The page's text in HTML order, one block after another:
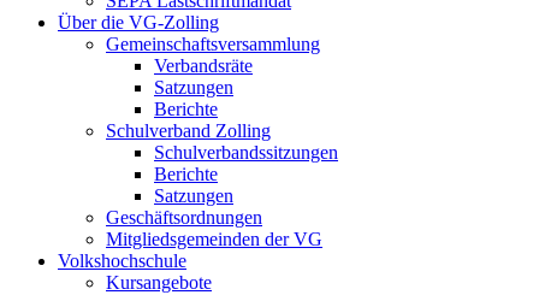
Über die VG-Zolling
Gemeinschaftsversammlung
Verbandsräte
Satzungen
Berichte
Schulverband Zolling
Schulverbandssitzungen
Berichte
Satzungen
Geschäftsordnungen
Mitgliedsgemeinden der VG
Volkshochschule
Kursangebote